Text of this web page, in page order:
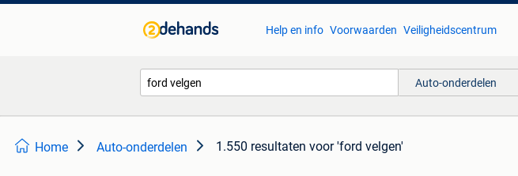
Help en info Voorwaarden Veiligheidscentrum
Auto-onderdelen
Home Auto-onderdelen 1.550 resultaten voor 'ford velgen'